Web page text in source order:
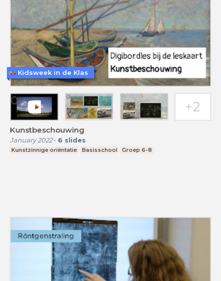
Kunstbeschouwing
January 2022- 6 slides
Kunstzinnige oriëntatie Basisschool Groep 6-8
Kidsweek in de Klas